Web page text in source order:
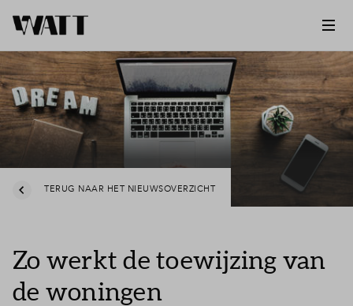
TERUG NAAR HET NIEUWSOVERZICHT
Zo werkt de toewijzing van
de woningen